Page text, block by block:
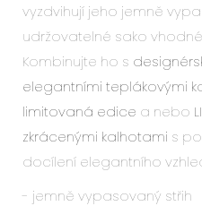
vyzdvihují jeho jemně
udržovatelné sako
Kombinujte ho s
elegantními teplákovými
limitovaná edice a nebo
zkrácenými kalhotami s
docílení elegantního
- jemně vypasovaný střih